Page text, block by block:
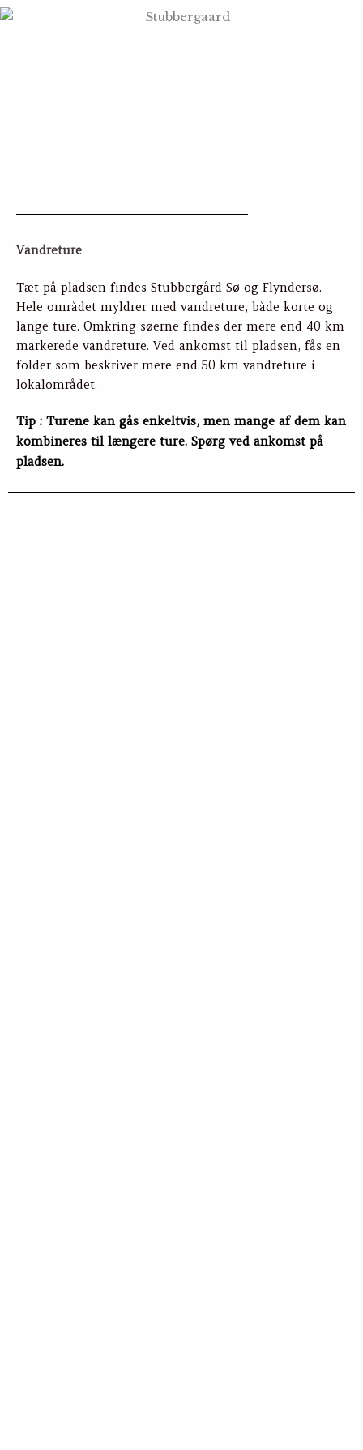
Vandreture
Tæt på pladsen findes Stubbergård Sø og Flyndersø.
Hele området myldrer med vandreture, både korte og
lange ture. Omkring søerne findes der mere end 40 km
markerede vandreture. Ved ankomst til pladsen, fås en
folder som beskriver mere end 50 km vandreture i
lokalområdet.
Tip : Turene kan gås enkeltvis, men mange af dem kan
kombineres til længere ture. Spørg ved ankomst på
pladsen.